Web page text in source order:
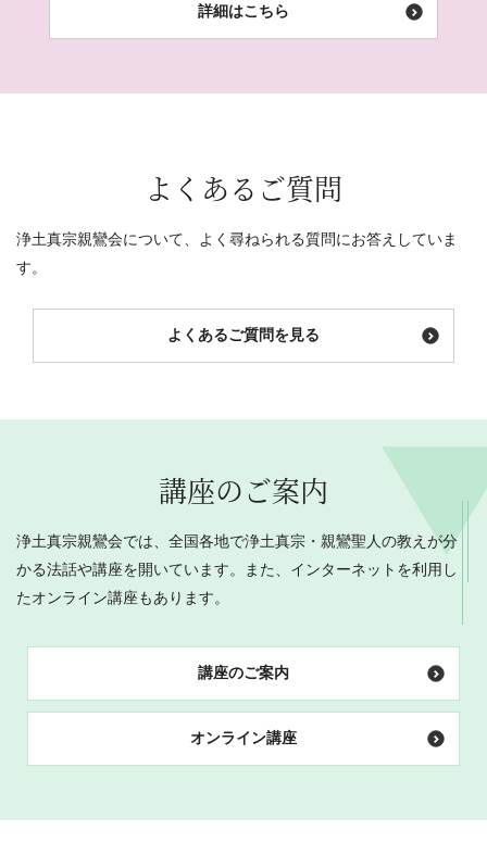
詳細はこちら
よくあるご質問
浄土真宗親鸞会について、よく尋ねられる質問にお答えしていま
す。
よくあるご質問を見る
講座のご案内
浄土真宗親鸞会では、全国各地で浄土真宗・親鸞聖人の教えが分
かる法話や講座を開いています。また、インターネットを利用し
たオンライン講座もあります。
講座のご案内
オンライン講座